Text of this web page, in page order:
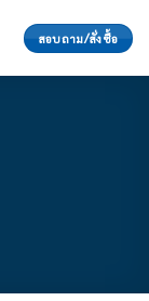
สอบถาม/สั่งซื้อ